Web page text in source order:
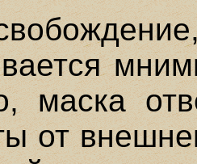
маска
от